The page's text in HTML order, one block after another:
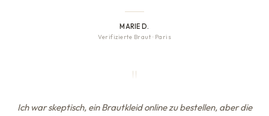
MARIE D.
Verifizierte Braut · Paris
Ich war skeptisch, ein Brautkleid online zu bestellen, aber die